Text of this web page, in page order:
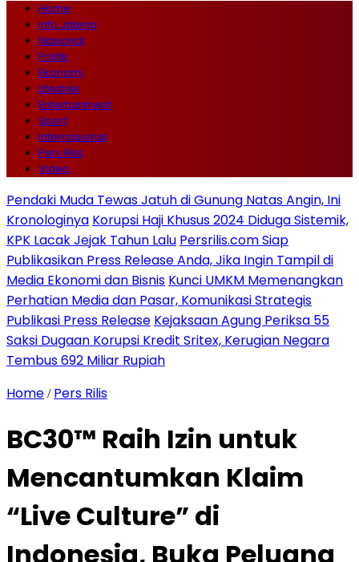
Home
Info Jateng
Nasional
Politik
Ekonomi
Lifestyle
Entertainment
Sport
Internasional
Pers Rilis
Video
Pendaki Muda Tewas Jatuh di Gunung Natas Angin, Ini
Kronologinya Korupsi Haji Khusus 2024 Diduga Sistemik,
KPK Lacak Jejak Tahun Lalu Persrilis.com Siap
Publikasikan Press Release Anda, Jika Ingin Tampil di
Media Ekonomi dan Bisnis Kunci UMKM Memenangkan
Perhatian Media dan Pasar, Komunikasi Strategis
Publikasi Press Release Kejaksaan Agung Periksa 55
Saksi Dugaan Korupsi Kredit Sritex, Kerugian Negara
Tembus 692 Miliar Rupiah
Home / Pers Rilis
BC30™ Raih Izin untuk
Mencantumkan Klaim
“Live Culture” di
Indonesia, Buka Peluang